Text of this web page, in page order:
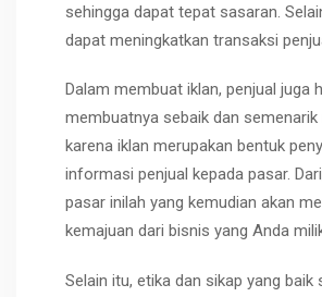
sehingga dapat tepat sasaran.
dapat meningkatkan transaksi
Dalam membuat iklan, penjual juga
membuatnya sebaik dan semenarik
karena iklan merupakan bentuk
informasi penjual kepada pasar.
pasar inilah yang kemudian akan
kemajuan dari bisnis yang Anda
Selain itu, etika dan sikap yang baik